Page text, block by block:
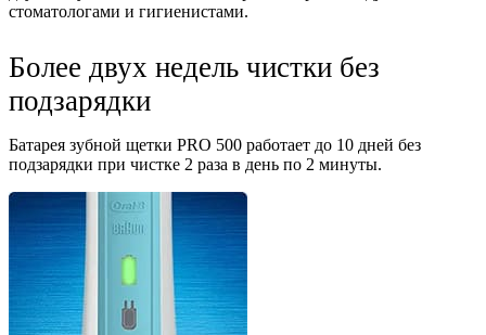
стоматологами и гигиенистами.
Более двух недель чистки без
подзарядки
Батарея зубной щетки PRO 500 работает до 10 дней без
подзарядки при чистке 2 раза в день по 2 минуты.